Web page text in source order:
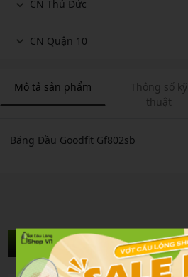
CN Thủ Đức
CN Quận 10
Mô tả sản phẩm
Thông số kỹ
thuật
Băng Đầu Goodfit Gf802sb
Sản Phẩm Liên Quan